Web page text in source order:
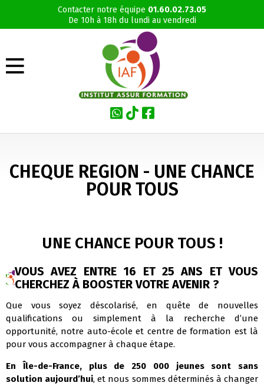
Contacter notre équipe 01.60.02.73.05
De 10h à 18h du lundi au vendredi
CHEQUE REGION - UNE CHANCE
POUR TOUS
UNE CHANCE POUR TOUS !
VOUS AVEZ ENTRE 16 ET 25 ANS ET VOUS
CHERCHEZ À BOOSTER VOTRE AVENIR ?
Que vous soyez déscolarisé, en quête de nouvelles
qualifications ou simplement à la recherche d’une
opportunité, notre auto-école et centre de formation est là
pour vous accompagner à chaque étape.
En Île-de-France, plus de 250 000 jeunes sont sans
solution aujourd’hui, et nous sommes déterminés à changer